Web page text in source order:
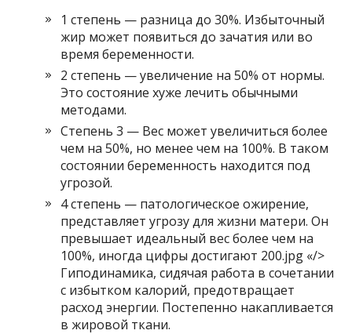
1 степень — разница до 30%. Избыточный
жир может появиться до зачатия или во
время беременности.
2 степень — увеличение на 50% от нормы.
Это состояние хуже лечить обычными
методами.
Степень 3 — Вес может увеличиться более
чем на 50%, но менее чем на 100%. В таком
состоянии беременность находится под
угрозой.
4 степень — патологическое ожирение,
представляет угрозу для жизни матери. Он
превышает идеальный вес более чем на
100%, иногда цифры достигают 200.jpg «/>
Гиподинамика, сидячая работа в сочетании
с избытком калорий, предотвращает
расход энергии. Постепенно накапливается
в жировой ткани.